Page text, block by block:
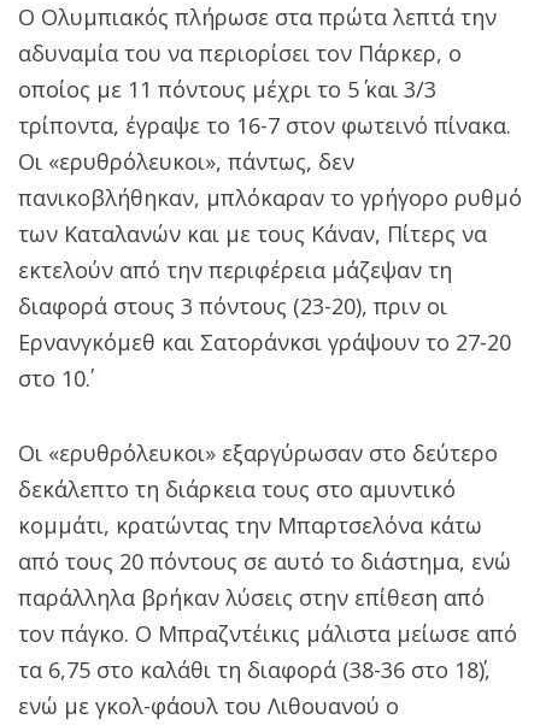
Ο Ολυμπιακός πλήρωσε στα πρώτα λεπτά την
αδυναμία του να περιορίσει τον Πάρκερ, ο
οποίος με 11 πόντους μέχρι το 5΄ και 3/3
τρίποντα, έγραψε το 16-7 στον φωτεινό πίνακα.
Οι «ερυθρόλευκοι», πάντως, δεν
πανικοβλήθηκαν, μπλόκαραν το γρήγορο ρυθμό
των Καταλανών και με τους Κάναν, Πίτερς να
εκτελούν από την περιφέρεια μάζεψαν τη
διαφορά στους 3 πόντους (23-20), πριν οι
Ερνανγκόμεθ και Σατοράνκσι γράψουν το 27-20
στο 10΄.
Οι «ερυθρόλευκοι» εξαργύρωσαν στο δεύτερο
δεκάλεπτο τη διάρκεια τους στο αμυντικό
κομμάτι, κρατώντας την Μπαρτσελόνα κάτω
από τους 20 πόντους σε αυτό το διάστημα, ενώ
παράλληλα βρήκαν λύσεις στην επίθεση από
τον πάγκο. Ο Μπραζντέικις μάλιστα μείωσε από
τα 6,75 στο καλάθι τη διαφορά (38-36 στο 18΄),
ενώ με γκολ-φάουλ του Λιθουανού ο